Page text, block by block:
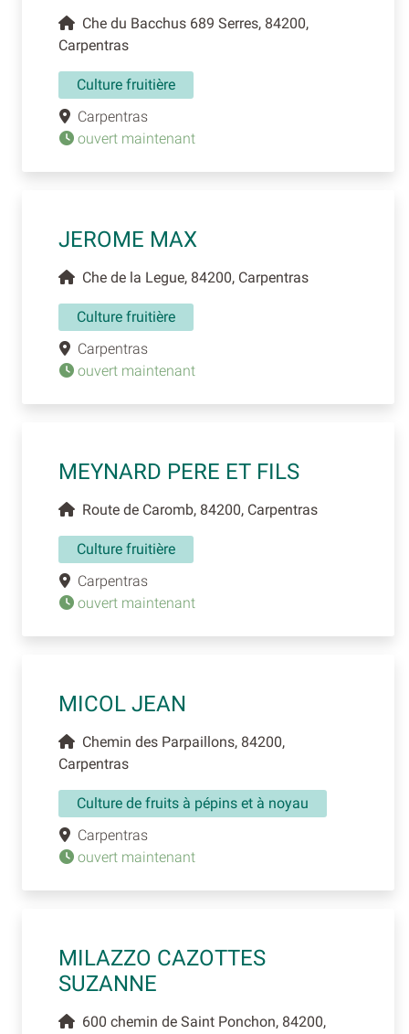
Che du Bacchus 689 Serres, 84200,
Carpentras
Culture fruitière
Carpentras
ouvert maintenant
JEROME MAX
Che de la Legue, 84200, Carpentras
Culture fruitière
Carpentras
ouvert maintenant
MEYNARD PERE ET FILS
Route de Caromb, 84200, Carpentras
Culture fruitière
Carpentras
ouvert maintenant
MICOL JEAN
Chemin des Parpaillons, 84200,
Carpentras
Culture de fruits à pépins et à noyau
Carpentras
ouvert maintenant
MILAZZO CAZOTTES
SUZANNE
600 chemin de Saint Ponchon, 84200,